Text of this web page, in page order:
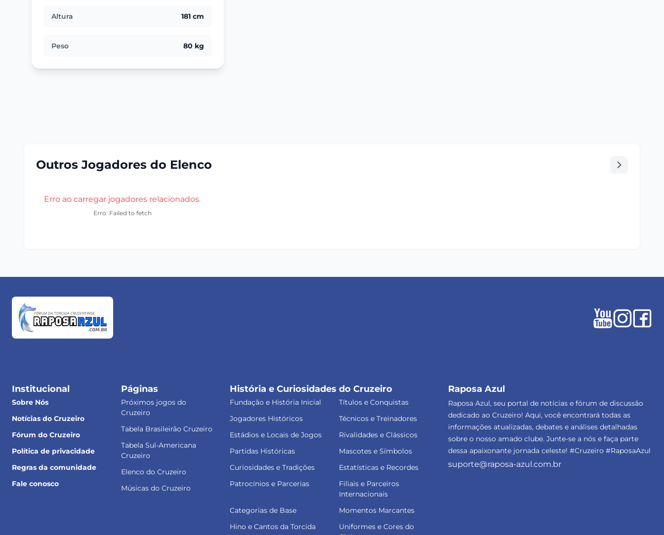
Altura 181 cm
Peso 80 kg
Outros Jogadores do Elenco
Erro ao carregar jogadores relacionados.
Erro: Failed to fetch
Institucional
Sobre Nós
Notícias do Cruzeiro
Fórum do Cruzeiro
Política de privacidade
Regras da comunidade
Fale conosco
Páginas
Próximos jogos do
Cruzeiro
Tabela Brasileirão Cruzeiro
Tabela Sul-Americana
Cruzeiro
Elenco do Cruzeiro
Músicas do Cruzeiro
História e Curiosidades do Cruzeiro
Fundação e História Inicial
Títulos e Conquistas
Jogadores Históricos
Técnicos e Treinadores
Estádios e Locais de Jogos
Rivalidades e Clássicos
Partidas Históricas
Mascotes e Símbolos
Curiosidades e Tradições
Estatísticas e Recordes
Patrocínios e Parcerias
Filiais e Parceiros
Internacionais
Categorias de Base
Momentos Marcantes
Hino e Cantos da Torcida
Uniformes e Cores do
Raposa Azul
Raposa Azul, seu portal de notícias e fórum de discussão
dedicado ao Cruzeiro! Aqui, você encontrará todas as
informações atualizadas, debates e análises detalhadas
sobre o nosso amado clube. Junte-se a nós e faça parte
dessa apaixonante jornada celeste! #Cruzeiro #RaposaAzul
suporte@raposa-azul.com.br